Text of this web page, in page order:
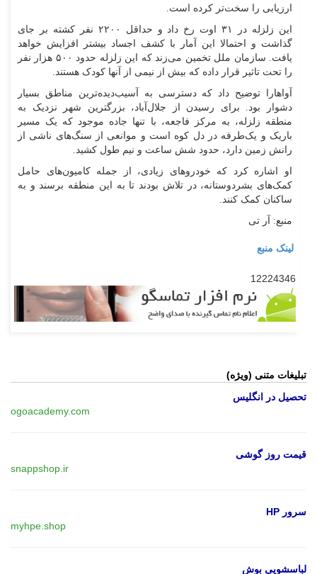
ارزیابی را سخت‌تر کرده است.
این زلزله در ۳۱ اوت رخ داد و حداقل ۲۲۰۰ نفر کشته بر جای
گذاشت و احتمالا این آمار با کشف اجساد بیشتر افزایش خواهد
یافت. سازمان ملل تخمین می‌زند که این زلزله حدود ۵۰۰ هزار نفر
را تحت تاثیر قرار داده که بیش از نیمی از آنها کودک هستند.
آواهارا توضیح داد که دسترسی به آسیب‌دیده‌ترین مناطق بسیار
دشوار بود. برای رسیدن از جلال‌آباد، بزرگترین شهر نزدیک به
منطقه زلزله، به مرکز فاجعه، با تنها جاده موجود که یک مسیر
باریک و یک‌طرفه در دل کوه است و موانعی از سنگ‌های ناشی از
رانش زمین دارد، حدود شش ساعت و نیم طول کشید.
او اشاره کرد که خودرو‌های زیادی، از جمله کامیون‌های حامل
کمک‌های بشردوستانه، در تلاش بودند تا به این منطقه برسند و به
ساکنان کمک کنند.
منبع: آر تی
لینک منبع
12224346
تبلیغات متنی (ویژه)
تحصیل در انگلیس
ogoacademy.com
قیمت روز گوشی
snappshop.ir
سرور HP
myhpe.shop
لباسشویی بوش